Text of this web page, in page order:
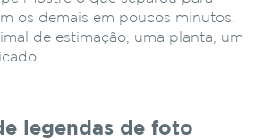
os demais em poucos minutos.
de estimação, uma planta, um
legendas de foto